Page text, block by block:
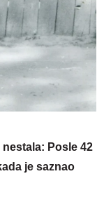
Posle 42
je saznao